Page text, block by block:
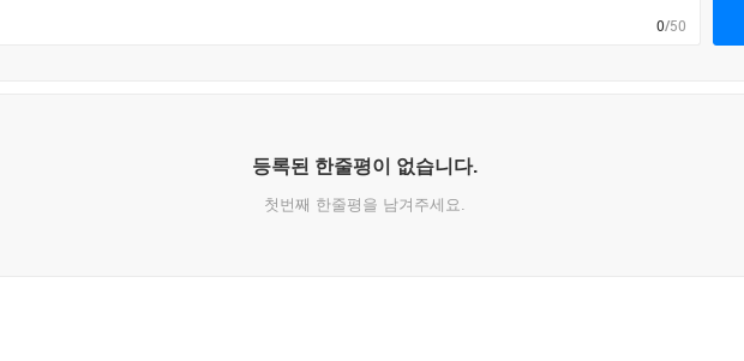
0/50
등록된 한줄평이 없습니다.
첫번째 한줄평을 남겨주세요.